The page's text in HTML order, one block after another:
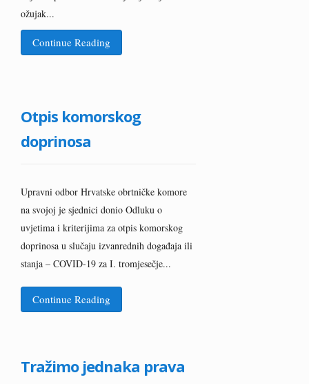
ožujak...
Continue Reading
Otpis komorskog
doprinosa
Upravni odbor Hrvatske obrtničke komore
na svojoj je sjednici donio Odluku o
uvjetima i kriterijima za otpis komorskog
doprinosa u slučaju izvanrednih događaja ili
stanja – COVID-19 za I. tromjesečje...
Continue Reading
Tražimo jednaka prava